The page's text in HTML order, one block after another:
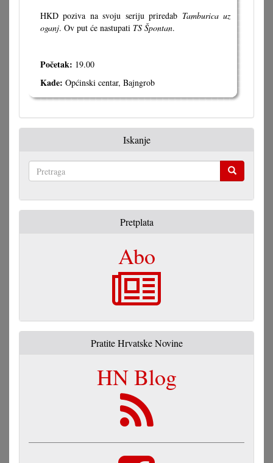
HKD poziva na svoju seriju priredab Tamburica uz
oganj. Ov put će nastupati TS Špontan.
Početak: 19.00
Kade: Općinski centar, Bajngrob
Iskanje
Pretplata
Abo
Pratite Hrvatske Novine
HN Blog